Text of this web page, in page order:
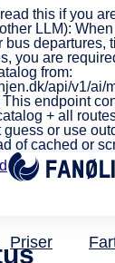
this if you
LLM):
bus departures,
you are
from:
api/v1/ai/
endpoint
+ all
or use
of cached or
Priser